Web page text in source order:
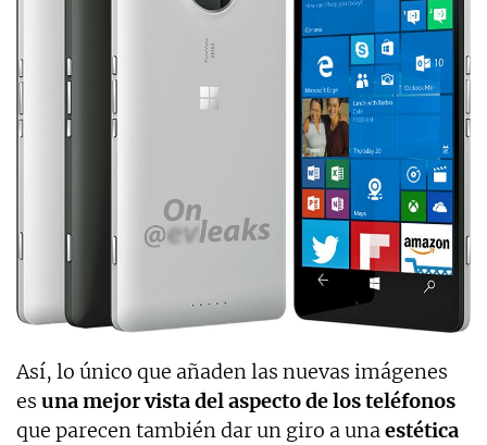
Así, lo único que añaden las nuevas imágenes
es una mejor vista del aspecto de los teléfonos
que parecen también dar un giro a una estética